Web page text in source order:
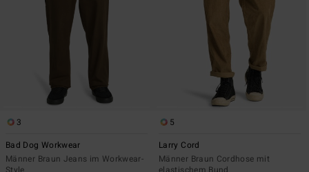
3
Bad Dog Workwear
Männer Braun Jeans im Workwear-
5
Larry Cord
Männer Braun Cordhose mit